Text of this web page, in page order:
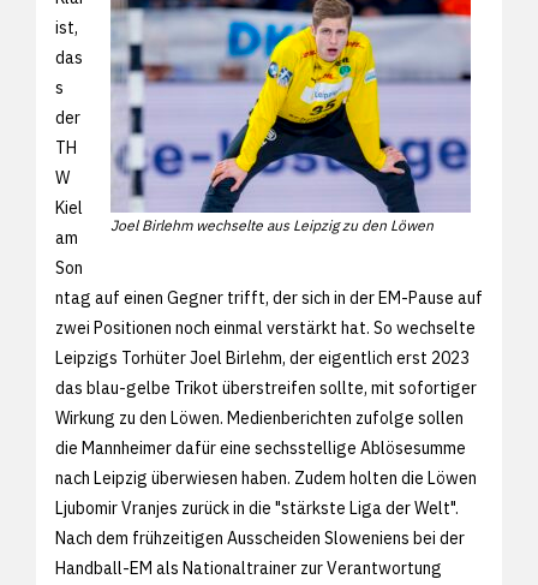
Joel Birlehm wechselte aus Leipzig zu den Löwen
ist,
das
s
der
TH
W
Kiel
am
Son
ntag auf einen Gegner trifft, der sich in der EM-Pause auf
zwei Positionen noch einmal verstärkt hat. So wechselte
Leipzigs Torhüter Joel Birlehm, der eigentlich erst 2023
das blau-gelbe Trikot überstreifen sollte, mit sofortiger
Wirkung zu den Löwen. Medienberichten zufolge sollen
die Mannheimer dafür eine sechsstellige Ablösesumme
nach Leipzig überwiesen haben. Zudem holten die Löwen
Ljubomir Vranjes zurück in die "stärkste Liga der Welt".
Nach dem frühzeitigen Ausscheiden Sloweniens bei der
Handball-EM als Nationaltrainer zur Verantwortung